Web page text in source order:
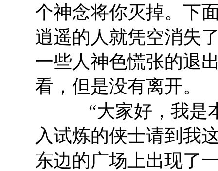
个神念将你灭掉。下
逍遥的人就凭空消失
一些人神色慌张的退
看，但是没有离开。
“大家好，我是本
入试炼的侠士请到我
东边的广场上出现了